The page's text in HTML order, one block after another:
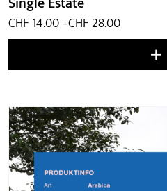
CHF 14.00–CHF 28.00
Preisspanne:
CHF 14.00